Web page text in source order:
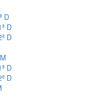
D
D
D
D
D